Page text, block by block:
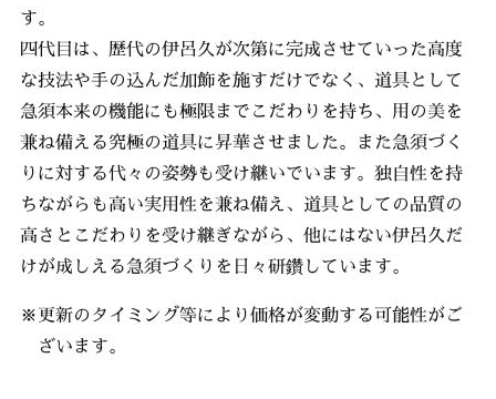
す。
四代目は、歴代の伊呂久が次第に完成させていった高度
な技法や手の込んだ加飾を施すだけでなく、道具として
急須本来の機能にも極限までこだわりを持ち、用の美を
兼ね備える究極の道具に昇華させました。また急須づく
りに対する代々の姿勢も受け継いでいます。独自性を持
ちながらも高い実用性を兼ね備え、道具としての品質の
高さとこだわりを受け継ぎながら、他にはない伊呂久だ
けが成しえる急須づくりを日々研鑽しています。
※更新のタイミング等により価格が変動する可能性がご
ざいます。